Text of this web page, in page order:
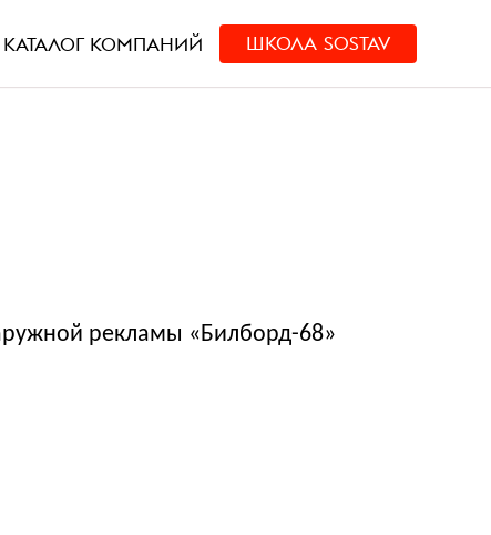
КАТАЛОГ КОМПАНИЙ ШКОЛА SOSTAV
рекламы «Билборд-68»